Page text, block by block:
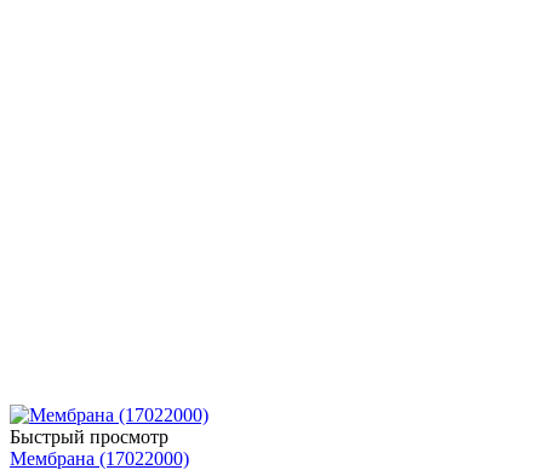
Быстрый просмотр
Мембрана (17022000)